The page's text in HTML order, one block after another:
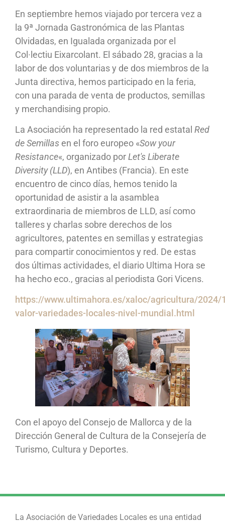
En septiembre hemos viajado por tercera vez a
la 9ª Jornada Gastronómica de las Plantas
Olvidadas, en Igualada organizada por el
Col·lectiu Eixarcolant. El sábado 28, gracias a la
labor de dos voluntarias y de dos miembros de la
Junta directiva, hemos participado en la feria,
con una parada de venta de productos, semillas
y merchandising propio.
La Asociación ha representado la red estatal Red
de Semillas en el foro europeo «Sow your
Resistance«, organizado porLet's Liberate
Diversity (LLD), en Antibes (Francia). En este
encuentro de cinco días, hemos tenido la
oportunidad de asistir a la asamblea
extraordinaria de miembros de LLD, así como
talleres y charlas sobre derechos de los
agricultores, patentes en semillas y estrategias
para compartir conocimientos y red. De estas
dos últimas actividades, el diario Ultima Hora se
ha hecho eco., gracias al periodista Gori Vicens.
https://www.ultimahora.es/xaloc/agricultura/2024/
valor-variedades-locales-nivel-mundial.html
Con el apoyo del Consejo de Mallorca y de la
Dirección General de Cultura de la Consejería de
Turismo, Cultura y Deportes.
La Asociación de Variedades Locales es una entidad